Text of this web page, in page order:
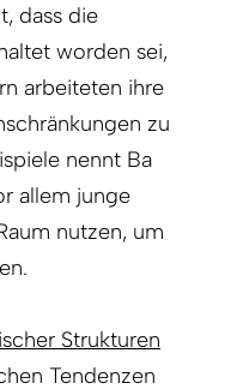
dass die
worden sei,
arbeiteten ihre
zu
nennt Ba
allem junge
nutzen, um
Strukturen
Tendenzen